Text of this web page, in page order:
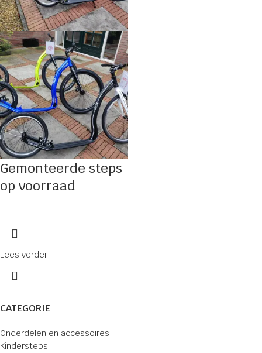
CATEGORIE
Onderdelen en accessoires
Kindersteps
Gemonteerde steps
op voorraad
Lees verder